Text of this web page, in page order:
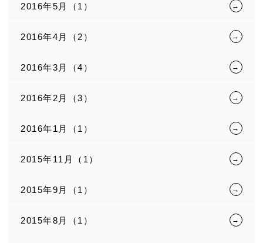
2016年5月（1）
2016年4月（2）
2016年3月（4）
2016年2月（3）
2016年1月（1）
2015年11月（1）
2015年9月（1）
2015年8月（1）